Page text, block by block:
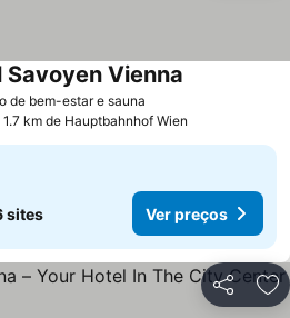
de bem-estar e sauna
Vienna
1.7 km de Hauptbahnhof Wien
sites Ver preços
Partilhar